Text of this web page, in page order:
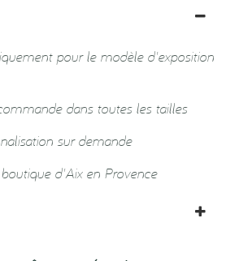
pour le modèle d'exposition
dans toutes les tailles
sur demande
d'Aix en Provence